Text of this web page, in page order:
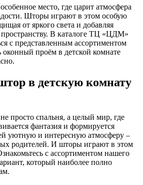
место, где царит атмосфера
Шторы играют в этом особую
от яркого света и добавляя
В каталоге ТЦ «ЦДМ»
с представленным ассортиментом
проём в детской комнате
в детскую комнату
просто спальня, а целый мир, где
фантазия и формируется
уютную и интересную атмосферу –
родителей. И шторы играют в этом
с ассортиментом нашего
который наиболее полно